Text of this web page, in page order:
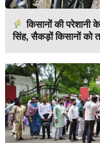
किसानों की
सिंह, सैकड़ों किसानों को